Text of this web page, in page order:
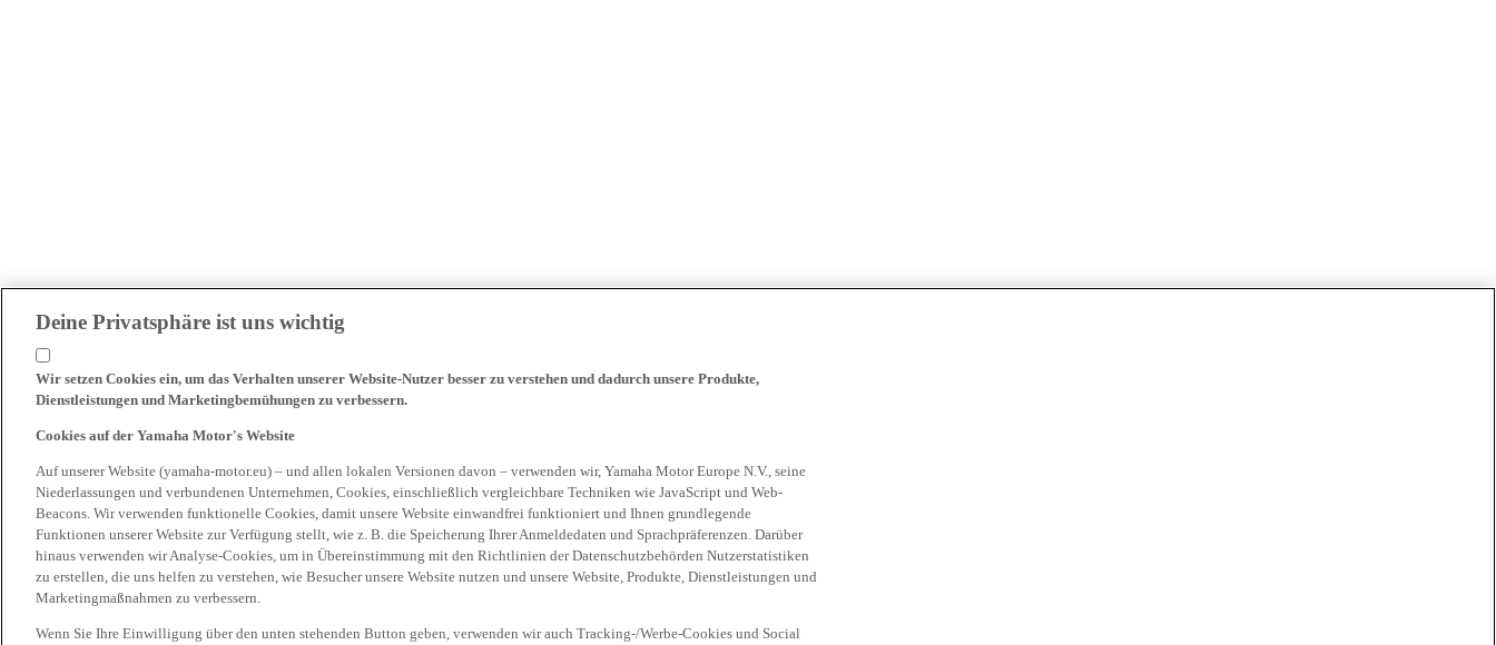
Deine Privatsphäre ist uns wichtig
Wir setzen Cookies ein, um das Verhalten unserer Website-Nutzer besser zu verstehen und dadurch unsere Produkte,
Dienstleistungen und Marketingbemühungen zu verbessern.
Cookies auf der Yamaha Motor's Website
Auf unserer Website (yamaha-motor.eu) – und allen lokalen Versionen davon – verwenden wir, Yamaha Motor Europe N.V., seine
Niederlassungen und verbundenen Unternehmen, Cookies, einschließlich vergleichbare Techniken wie JavaScript und Web-
Beacons. Wir verwenden funktionelle Cookies, damit unsere Website einwandfrei funktioniert und Ihnen grundlegende
Funktionen unserer Website zur Verfügung stellt, wie z. B. die Speicherung Ihrer Anmeldedaten und Sprachpräferenzen. Darüber
hinaus verwenden wir Analyse-Cookies, um in Übereinstimmung mit den Richtlinien der Datenschutzbehörden Nutzerstatistiken
zu erstellen, die uns helfen zu verstehen, wie Besucher unsere Website nutzen und unsere Website, Produkte, Dienstleistungen und
Marketingmaßnahmen zu verbessern.
Wenn Sie Ihre Einwilligung über den unten stehenden Button geben, verwenden wir auch Tracking-/Werbe-Cookies und Social